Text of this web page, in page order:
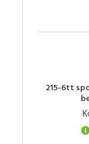
215-6tt